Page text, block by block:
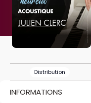
Distribution
INFORMATIONS